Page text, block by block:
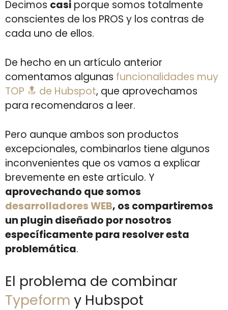
Decimos casi porque somos totalmente
conscientes de los PROS y los contras de
cada uno de ellos.
De hecho en un artículo anterior
comentamos algunas funcionalidades muy
TOP 🔝 de Hubspot, que aprovechamos
para recomendaros a leer.
Pero aunque ambos son productos
excepcionales, combinarlos tiene algunos
inconvenientes que os vamos a explicar
brevemente en este artículo. Y
aprovechando que somos
desarrolladores WEB, os compartiremos
un plugin diseñado por nosotros
específicamente para resolver esta
problemática.
El problema de combinar
Typeform y Hubspot